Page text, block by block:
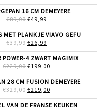
WAS:
€79,00.
IS:
16 CM DEMEYERE
€89,00 OORSPRONKELIJKE
WAS:
€89,00.
€49,99
IS:
MET PLANKJE VIAVO GEFU
€39,99 OORSPRONKELIJKE
WAS:
€39,99.
€26,99
IS:
€26,99.
POWER-4 ZWART MAGIMIX
€229,00 OORSPRONKELIJKE
WAS:
€229,00.
€199,00
IS:
28 CM FUSION DEMEYERE
€329,00 OORSPRONKELIJKE
WAS:
€219,00
IS:
VAN DE FRANSE KEUKEN